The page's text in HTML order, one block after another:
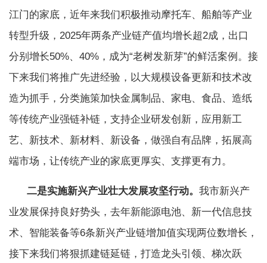
江门的家底，近年来我们积极推动摩托车、船舶等产业
转型升级，2025年两条产业链产值均增长超2成，出口
分别增长50%、40%，成为“老树发新芽”的鲜活案例。接
下来我们将推广先进经验，以大规模设备更新和技术改
造为抓手，分类施策加快金属制品、家电、食品、造纸
等传统产业强链补链，支持企业研发创新，应用新工
艺、新技术、新材料、新设备，做强自有品牌，拓展高
端市场，让传统产业的家底更厚实、支撑更有力。
二是实施新兴产业壮大发展攻坚行动。 我市新兴产
业发展保持良好势头，去年新能源电池、新一代信息技
术、智能装备等6条新兴产业链增加值实现两位数增长，
接下来我们将狠抓建链延链，打造龙头引领、梯次跃